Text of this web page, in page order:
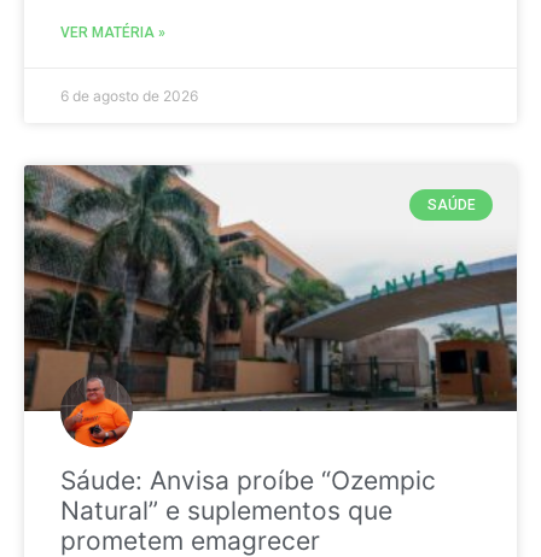
VER MATÉRIA »
6 de agosto de 2026
SAÚDE
Sáude: Anvisa proíbe “Ozempic
Natural” e suplementos que
prometem emagrecer